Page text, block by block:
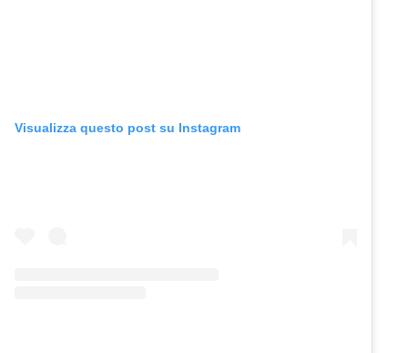
Visualizza questo post su Instagram